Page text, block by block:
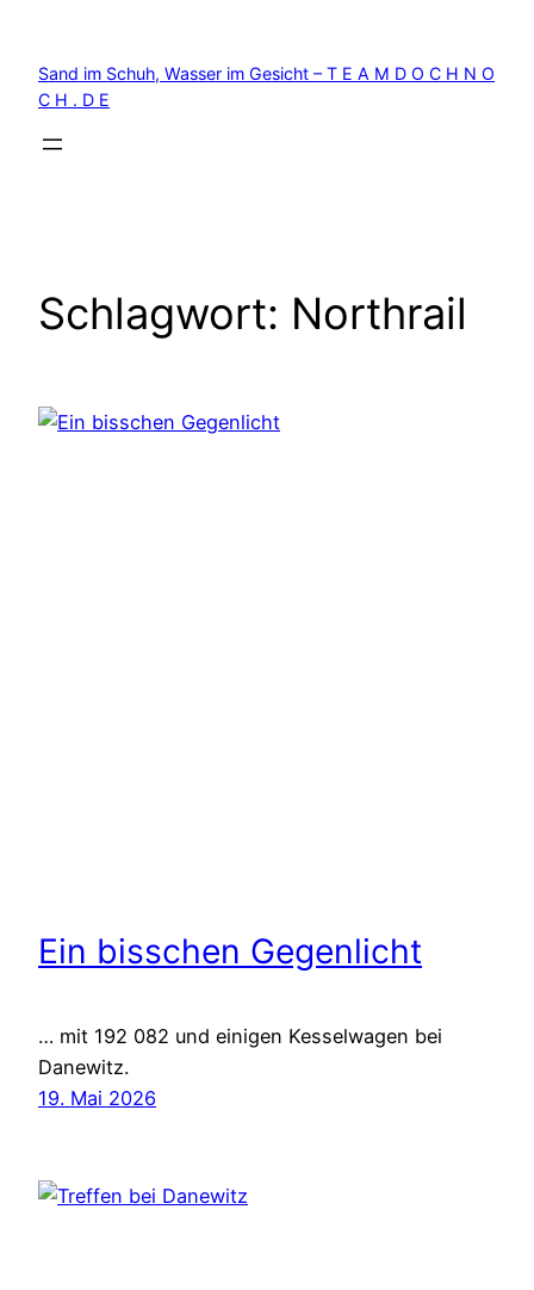
springen
Sand im Schuh, Wasser im Gesicht – T E A M D O C H N O
C H . D E
Schlagwort: Northrail
Ein bisschen Gegenlicht
… mit 192 082 und einigen Kesselwagen bei
Danewitz.
19. Mai 2026